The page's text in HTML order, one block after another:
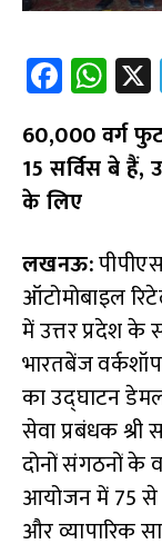
Fa
ce
b
o
o
k
W
h
at
s
p
p
60,000 वर्ग
15 सर्विस बे हैं,
के लिए
लखनऊ:
ऑटोमोबाइल
में उत्तर प्रदेश
भारतबेंज
का उद्घाटन
सेवा प्रबंधक
दोनों संगठनों के
आयोजन में 75 से
और व्यापारिक